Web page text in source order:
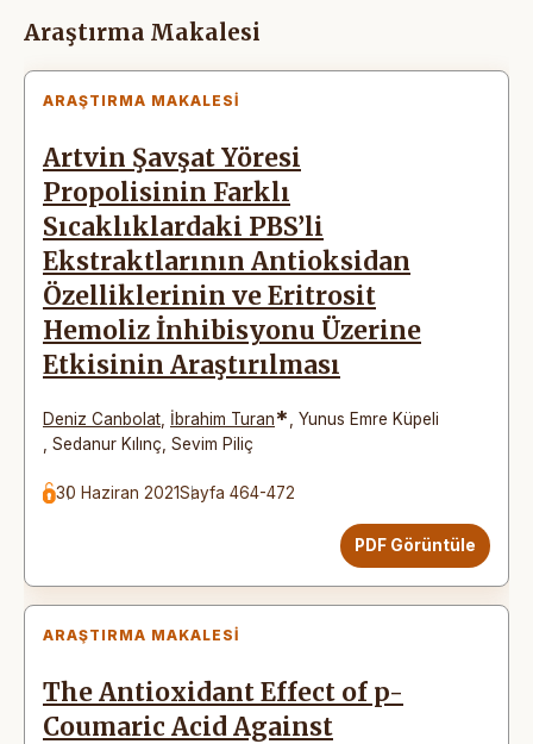
Makaleler
Araştırma Makalesi
ARAŞTIRMA MAKALESI
Artvin Şavşat Yöresi
Propolisinin Farklı
Sıcaklıklardaki PBS’li
Ekstraktlarının Antioksidan
Özelliklerinin ve Eritrosit
Hemoliz İnhibisyonu Üzerine
Etkisinin Araştırılması
Deniz Canbolat İbrahim Turan*
Yunus Emre Küpeli
Sedanur Kılınç Sevim Piliç
30 Haziran 2021Sayfa 464-472
PDF Görüntüle
ARAŞTIRMA MAKALESI
The Antioxidant Effect of p-
Coumaric Acid Against